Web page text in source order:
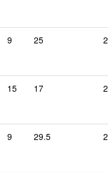
9 25
15 17
9 29.5